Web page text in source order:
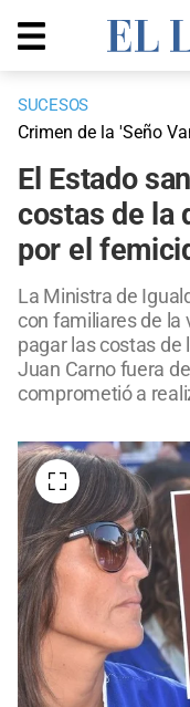
SUCESOS
Crimen de la 'Seño
El Estado
costas de la
por el
La Ministra de
con familiares de la
pagar las costas de
Juan Carno fuera
comprometió a